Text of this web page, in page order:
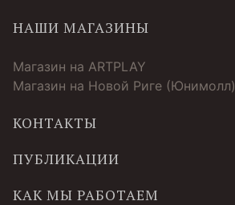
НАШИ МАГАЗИНЫ
Магазин на ARTPLAY
Магазин на Новой Риге (Юнимолл)
КОНТАКТЫ
ПУБЛИКАЦИИ
КАК МЫ РАБОТАЕМ